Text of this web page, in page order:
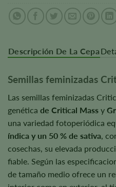
Descripción De La Cepa
Semillas feminizadas
Las semillas feminizadas
genética de Critical Mass y
una variedad fotoperiódica
índica y un 50 % de sativa,
cosechas, su elevada
fiable. Según las
de tamaño medio ofrece un